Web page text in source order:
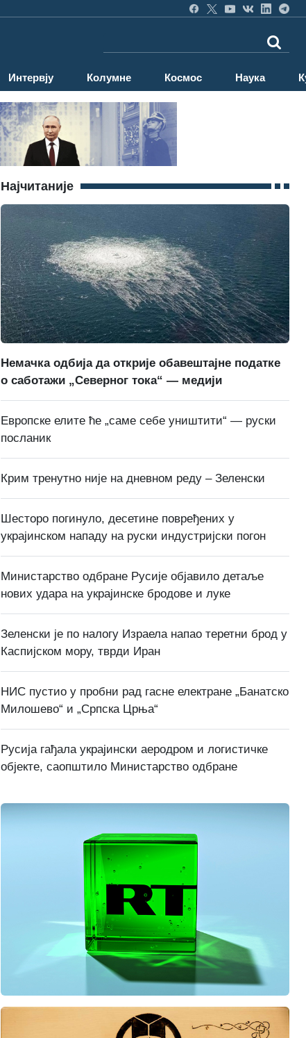
Интервју Колумне Космос Наука
Најчитаније
Немачка одбија да открије обавештајне податке
о саботажи „Северног тока“ — медији
Европске елите ће „саме себе уништити“ — руски
посланик
Крим тренутно није на дневном реду – Зеленски
Шесторо погинуло, десетине повређених у
украјинском нападу на руски индустријски погон
Министарство одбране Русије објавило детаље
нових удара на украјинске бродове и луке
Зеленски је по налогу Израела напао теретни брод у
Каспијском мору, тврди Иран
НИС пустио у пробни рад гасне електране „Банатско
Милошево“ и „Српска Црња“
Русија гађала украјински аеродром и логистичке
објекте, саопштило Министарство одбране